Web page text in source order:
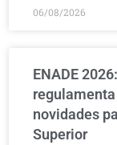
06/08/2026
ENADE
novidades
Superior